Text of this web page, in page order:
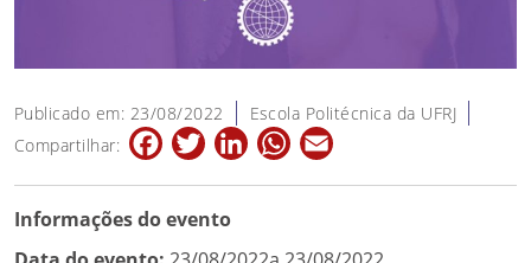
Publicado em: 23/08/2022
Escola Politécnica da UFRJ
Compartilhar:
FacebookTwitterLinkedInWhatsApp
Informações do evento